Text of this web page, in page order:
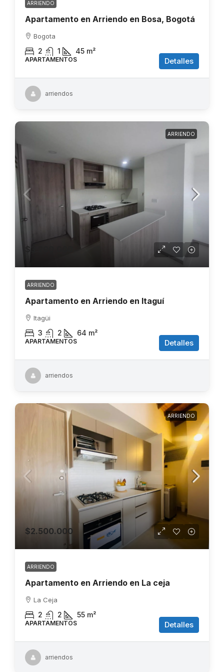
ARRIENDO
Apartamento en Arriendo en Bosa, Bogotá
Bogota
2 1 45 m²
APARTAMENTOS Detalles
arriendos
ARRIENDO
$3.200.000
ARRIENDO
Apartamento en Arriendo en Itaguí
Itagüi
3 2 64 m²
APARTAMENTOS Detalles
arriendos
ARRIENDO
$2.500.000
ARRIENDO
Apartamento en Arriendo en La ceja
La Ceja
2 2 55 m²
APARTAMENTOS Detalles
arriendos